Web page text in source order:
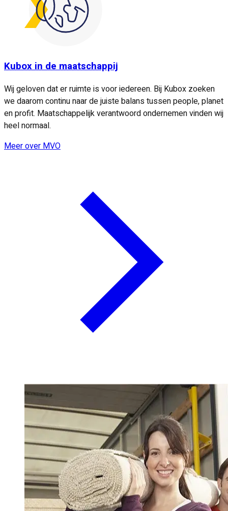
Kubox in de maatschappij
Wij geloven dat er ruimte is voor iedereen. Bij Kubox zoeken
we daarom continu naar de juiste balans tussen people, planet
en profit. Maatschappelijk verantwoord ondernemen vinden wij
heel normaal.
Meer over MVO